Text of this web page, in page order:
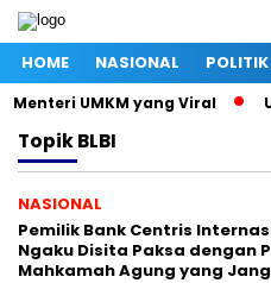
HOME NASIONAL POLITIK
UMKM yang Viral
TopikBLBI
NASIONAL
Pemilik Bank Centris
Ngaku Disita Paksa dengan
Mahkamah Agung yang